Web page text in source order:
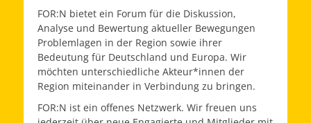
FOR:N bietet ein Forum für die Diskussion,
Analyse und Bewertung aktueller Bewegungen
Problemlagen in der Region sowie ihrer
Bedeutung für Deutschland und Europa. Wir
möchten unterschiedliche Akteur*innen der
Region miteinander in Verbindung zu bringen.
FOR:N ist ein offenes Netzwerk. Wir freuen uns